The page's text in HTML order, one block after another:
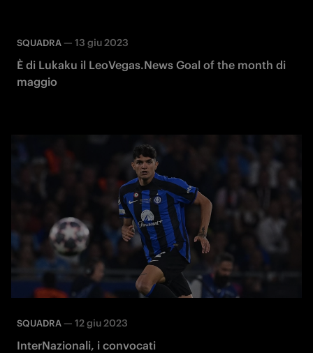
SQUADRA — 13 giu 2023
È di Lukaku il LeoVegas.News Goal of the month di
maggio
SQUADRA — 12 giu 2023
InterNazionali, i convocati